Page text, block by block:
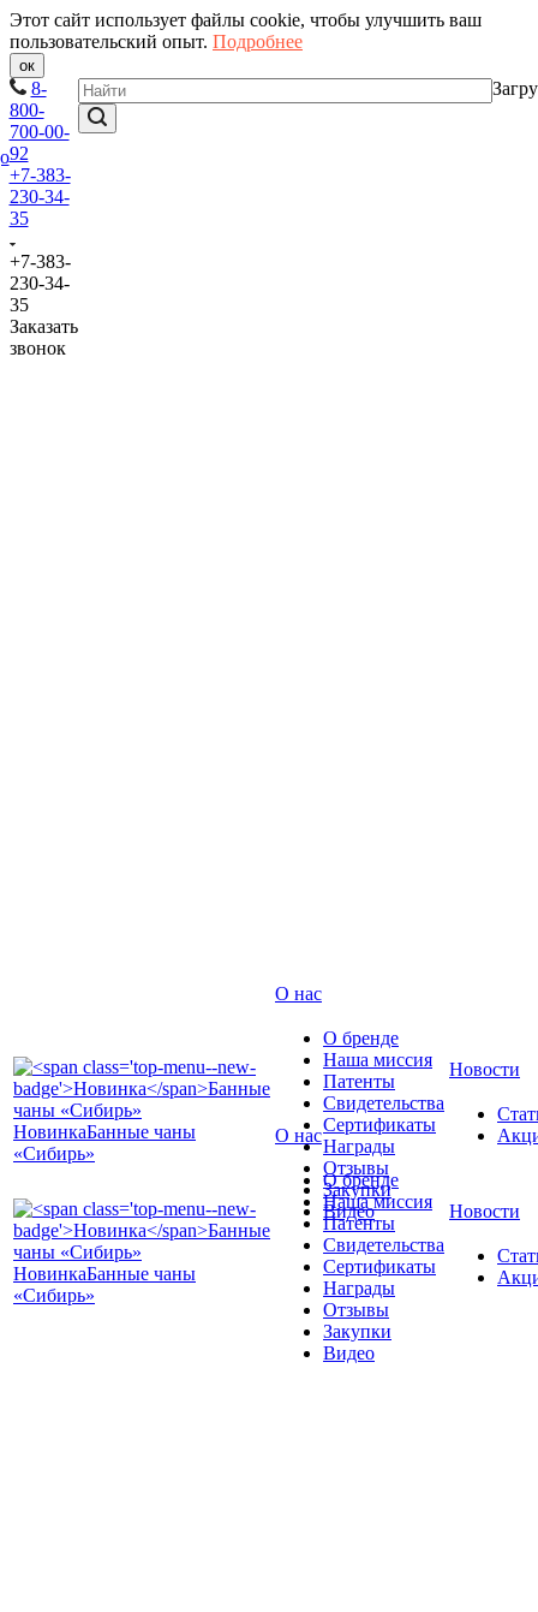
Этот сайт использует файлы cookie, чтобы улучшить ваш
пользовательский опыт. Подробнее
ок
8-
800-
700-00-
92
+7-383-
230-34-
35
+7-383-
230-34-
35
Заказать
звонок
НовинкаБанные чаны
«Сибирь»
О нас
О бренде
Наша миссия
Патенты
Свидетельства
Сертификаты
Награды
Отзывы
Закупки
Видео
Новости
НовинкаБанные чаны
«Сибирь»
О нас
О бренде
Наша миссия
Патенты
Свидетельства
Сертификаты
Награды
Отзывы
Закупки
Видео
Новости